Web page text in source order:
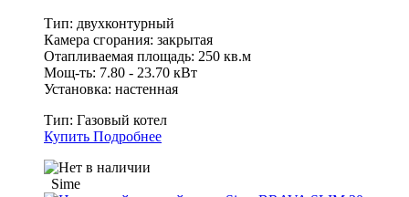
Тип: двухконтурный
Камера сгорания: закрытая
Отапливаемая площадь: 250 кв.м
Мощ-ть: 7.80 - 23.70 кВт
Установка: настенная
Тип: Газовый котел
Купить Подробнее
Sime